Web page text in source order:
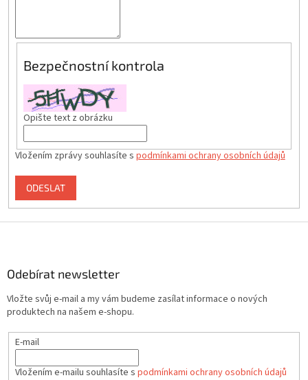
Bezpečnostní kontrola
Opište text z obrázku
Vložením zprávy souhlasíte s podmínkami ochrany osobních údajů
ODESLAT
Odebírat newsletter
Vložte svůj e-mail a my vám budeme zasílat informace o nových
produktech na našem e-shopu.
E-mail
Vložením e-mailu souhlasíte s podmínkami ochrany osobních údajů